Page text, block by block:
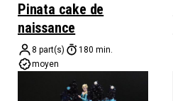
Pinata cake de
naissance
8 part(s)
180 min.
moyen